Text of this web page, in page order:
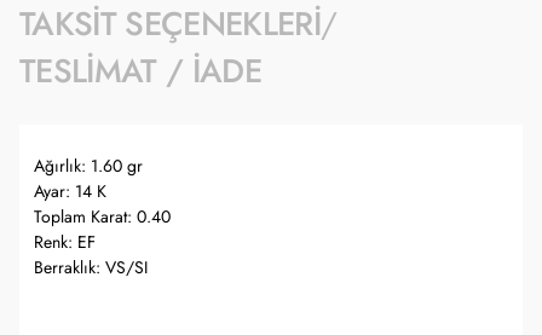
TAKSIT SEÇENEKLERI
TESLIMAT / İADE
Ağırlık: 1.60 gr
Ayar: 14 K
Toplam Karat: 0.40
Renk: EF
Berraklık: VS/SI